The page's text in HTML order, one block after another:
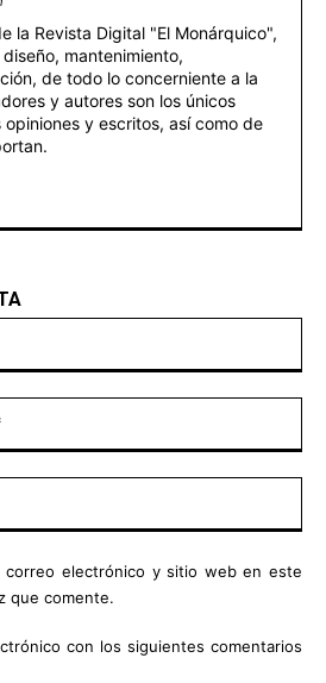
la Revista Digital "El Monárquico",
mantenimiento,
de todo lo concerniente a la
y autores son los únicos
opiniones y escritos, así como de
correo electrónico y sitio web en este
que comente.
con los siguientes comentarios